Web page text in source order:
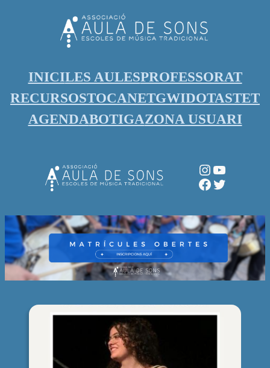
INICILES AULESPROFESSORAT
RECURSOSTOCANETGWIDOTASTET
AGENDABOTIGAZONA USUARI
Instagram
YouTube
Facebook
Twitter